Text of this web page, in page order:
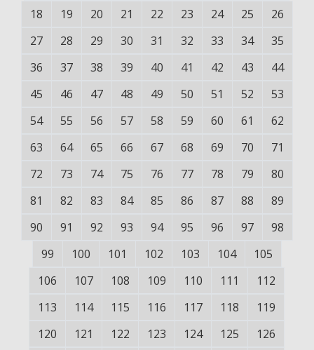
18
19 20 21 22 23 24 25
26
27
28 29 30 31 32 33 34
35
36
37 38 39 40 41 42 43
44
45
46 47 48 49 50 51 52
53
54
55 56 57 58 59 60 61
62
63
64 65 66 67 68 69 70
71
72
73 74 75 76 77 78 79
80
81
82 83 84 85 86 87 88
89
90
91 92 93 94 95 96 97
98
99
100 101 102 103 104
105
106
107 108 109 110 111
112
113
114 115 116 117 118
119
120
121 122 123 124 125
126